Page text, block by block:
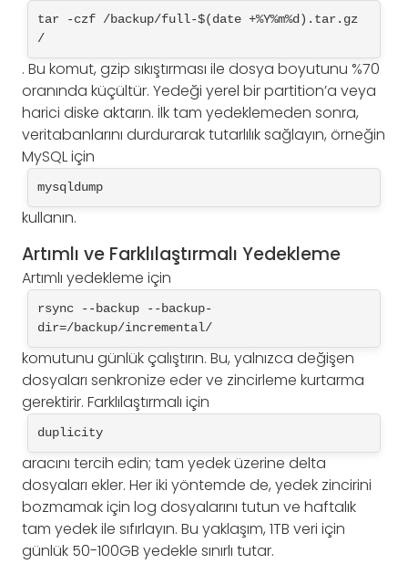
tar -czf /backup/full-$(date +%Y%m%d).tar.gz
/
. Bu komut, gzip sıkıştırması ile dosya boyutunu %70
oranında küçültür. Yedeği yerel bir partition’a veya
harici diske aktarın. İlk tam yedeklemeden sonra,
veritabanlarını durdurarak tutarlılık sağlayın, örneğin
MySQL için
mysqldump
kullanın.
Artımlı ve Farklılaştırmalı Yedekleme
Artımlı yedekleme için
rsync --backup --backup-
dir=/backup/incremental/
komutunu günlük çalıştırın. Bu, yalnızca değişen
dosyaları senkronize eder ve zincirleme kurtarma
gerektirir. Farklılaştırmalı için
duplicity
aracını tercih edin; tam yedek üzerine delta
dosyaları ekler. Her iki yöntemde de, yedek zincirini
bozmamak için log dosyalarını tutun ve haftalık
tam yedek ile sıfırlayın. Bu yaklaşım, 1TB veri için
günlük 50-100GB yedekle sınırlı tutar.